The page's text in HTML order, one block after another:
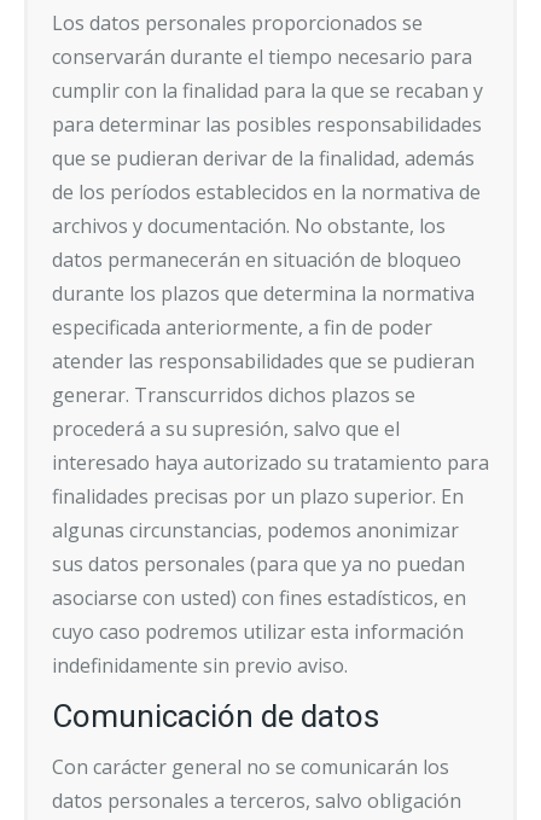
Los datos personales proporcionados se
conservarán durante el tiempo necesario para
cumplir con la finalidad para la que se recaban y
para determinar las posibles responsabilidades
que se pudieran derivar de la finalidad, además
de los períodos establecidos en la normativa de
archivos y documentación. No obstante, los
datos permanecerán en situación de bloqueo
durante los plazos que determina la normativa
especificada anteriormente, a fin de poder
atender las responsabilidades que se pudieran
generar. Transcurridos dichos plazos se
procederá a su supresión, salvo que el
interesado haya autorizado su tratamiento para
finalidades precisas por un plazo superior. En
algunas circunstancias, podemos anonimizar
sus datos personales (para que ya no puedan
asociarse con usted) con fines estadísticos, en
cuyo caso podremos utilizar esta información
indefinidamente sin previo aviso.
Comunicación de datos
Con carácter general no se comunicarán los
datos personales a terceros, salvo obligación